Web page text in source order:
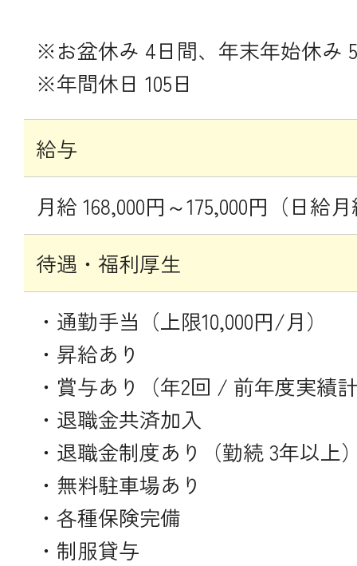
※お盆休み 4日間、年末年始休み
※年間休日 105日
給与
月給 168,000円～175,000円（日給
待遇・福利厚生
・通勤手当（上限10,000円/月）
・昇給あり
・賞与あり（年2回 / 前年度実績
・退職金共済加入
・退職金制度あり（勤続 3年以上
・無料駐車場あり
・各種保険完備
・制服貸与